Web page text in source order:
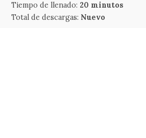
Tiempo de llenado: 20 minutos
Total de descargas: Nuevo